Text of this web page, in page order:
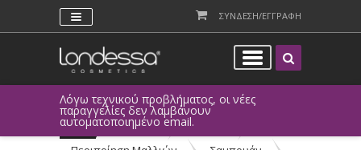
ΣΥΝΔΕΣΗ/ΕΓΓΡΑΦΗ
Λόγω τεχνικού προβλήματος, οι νέες
παραγγελίες δεν λαμβάνουν
αυτοματοποιημένο email.
Προϊόντα > Μαλλιά